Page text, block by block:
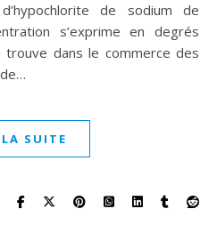
de sodium de
s’exprime en degrés
trouve dans le commerce des
SUITE